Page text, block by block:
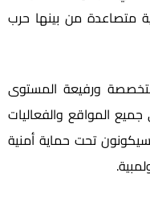
متصاعدة من بينها حرب
ورفيعة المستوى
المواقع والفعاليات
تحت حماية أمنية